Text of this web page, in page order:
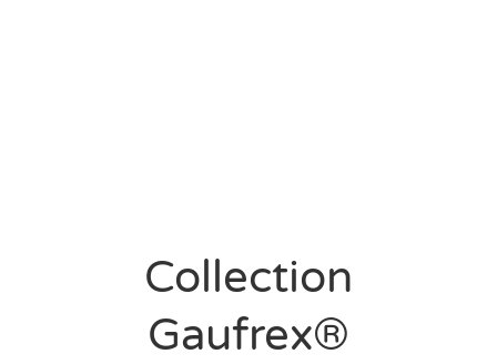
Collection
Gaufrex®